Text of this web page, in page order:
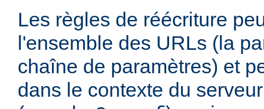
Les règles de réécriture
l'ensemble des URLs (la
chaîne de paramètres) et
dans le contexte du